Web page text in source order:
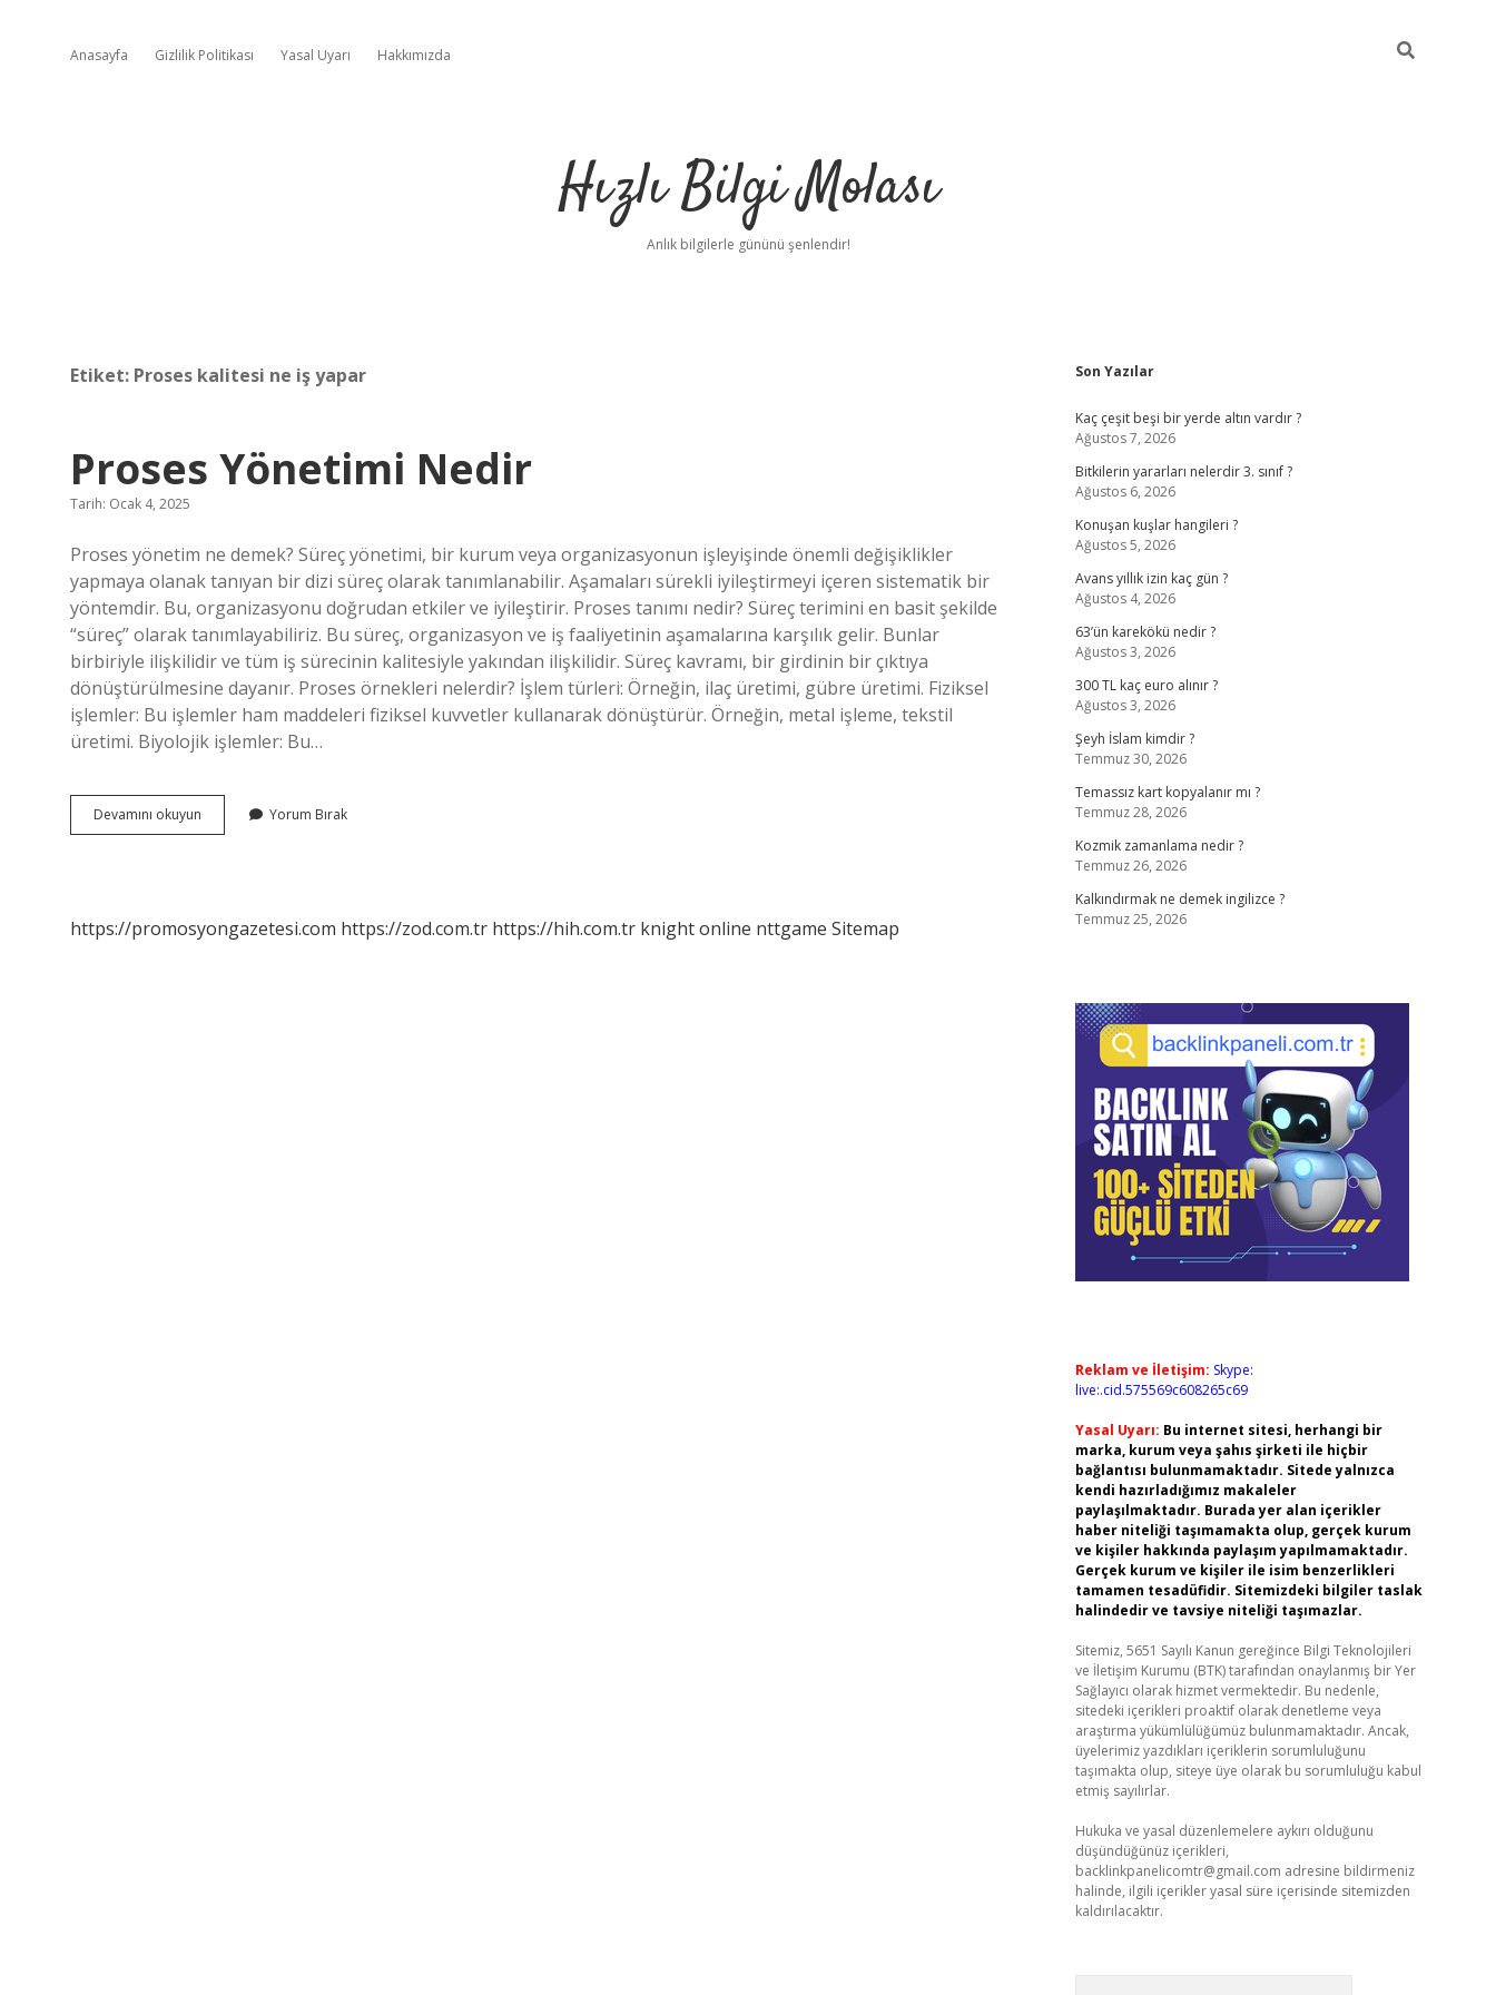
Anasayfa Gizlilik Politikası Yasal Uyarı Hakkımızda
Hızlı Bilgi Molası
Anlık bilgilerle gününü şenlendir!
Etiket: Proses kalitesi ne iş yapar
Proses Yönetimi Nedir
Tarih: Ocak 4, 2025
Proses yönetim ne demek? Süreç yönetimi, bir kurum veya organizasyonun işleyişinde önemli değişiklikler
yapmaya olanak tanıyan bir dizi süreç olarak tanımlanabilir. Aşamaları sürekli iyileştirmeyi içeren sistematik bir
yöntemdir. Bu, organizasyonu doğrudan etkiler ve iyileştirir. Proses tanımı nedir? Süreç terimini en basit şekilde
“süreç” olarak tanımlayabiliriz. Bu süreç, organizasyon ve iş faaliyetinin aşamalarına karşılık gelir. Bunlar
birbiriyle ilişkilidir ve tüm iş sürecinin kalitesiyle yakından ilişkilidir. Süreç kavramı, bir girdinin bir çıktıya
dönüştürülmesine dayanır. Proses örnekleri nelerdir? İşlem türleri: Örneğin, ilaç üretimi, gübre üretimi. Fiziksel
işlemler: Bu işlemler ham maddeleri fiziksel kuvvetler kullanarak dönüştürür. Örneğin, metal işleme, tekstil
üretimi. Biyolojik işlemler: Bu…
Devamını okuyun
Yönetimi
Yorum Bırak
https://promosyongazetesi.com https://zod.com.tr https://hih.com.tr knight online nttgame Sitemap
Sidebar
Son Yazılar
Kaç çeşit beşi bir yerde altın vardır ?
Ağustos 7, 2026
Bitkilerin yararları nelerdir 3. sınıf ?
Ağustos 6, 2026
Konuşan kuşlar hangileri ?
Ağustos 5, 2026
Avans yıllık izin kaç gün ?
Ağustos 4, 2026
63’ün karekökü nedir ?
Ağustos 3, 2026
300 TL kaç euro alınır ?
Ağustos 3, 2026
Şeyh İslam kimdir ?
Temmuz 30, 2026
Temassız kart kopyalanır mı ?
Temmuz 28, 2026
Kozmik zamanlama nedir ?
Temmuz 26, 2026
Kalkındırmak ne demek ingilizce ?
Temmuz 25, 2026
Reklam ve İletişim: Skype:
live:.cid.575569c608265c69
Yasal Uyarı: Bu internet sitesi, herhangi bir
marka, kurum veya şahıs şirketi ile hiçbir
bağlantısı bulunmamaktadır. Sitede yalnızca
kendi hazırladığımız makaleler
paylaşılmaktadır. Burada yer alan içerikler
haber niteliği taşımamakta olup, gerçek kurum
ve kişiler hakkında paylaşım yapılmamaktadır.
Gerçek kurum ve kişiler ile isim benzerlikleri
tamamen tesadüfidir. Sitemizdeki bilgiler taslak
halindedir ve tavsiye niteliği taşımazlar.
Sitemiz, 5651 Sayılı Kanun gereğince Bilgi Teknolojileri
ve İletişim Kurumu (BTK) tarafından onaylanmış bir Yer
Sağlayıcı olarak hizmet vermektedir. Bu nedenle,
sitedeki içerikleri proaktif olarak denetleme veya
araştırma yükümlülüğümüz bulunmamaktadır. Ancak,
üyelerimiz yazdıkları içeriklerin sorumluluğunu
taşımakta olup, siteye üye olarak bu sorumluluğu kabul
etmiş sayılırlar.
Hukuka ve yasal düzenlemelere aykırı olduğunu
düşündüğünüz içerikleri,
backlinkpanelicomtr@gmail.com adresine bildirmeniz
halinde, ilgili içerikler yasal süre içerisinde sitemizden
kaldırılacaktır.